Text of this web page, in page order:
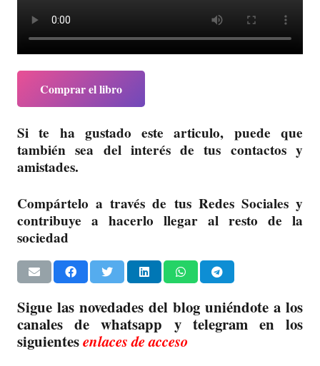
Comprar el libro
Si te ha gustado este articulo, puede que
también sea del interés de tus contactos y
amistades.
Compártelo a través de tus Redes Sociales y
contribuye a hacerlo llegar al resto de la
sociedad
Sigue las novedades del blog uniéndote a los
canales de whatsapp y telegram en los
siguientesenlaces de acceso